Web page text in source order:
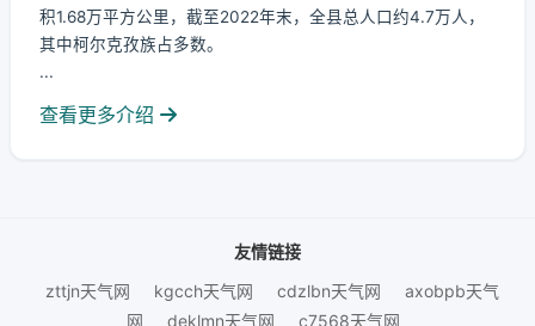
积1.68万平方公里，截至2022年末，全县总人口约4.7万人，
其中柯尔克孜族占多数。
...
查看更多介绍
友情链接
zttjn天气网
kgcch天气网 cdzlbn天气网
axobpb天气
网
deklmn天气网 c7568天气网